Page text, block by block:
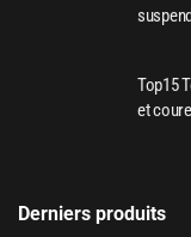
Top15
et
Derniers produits